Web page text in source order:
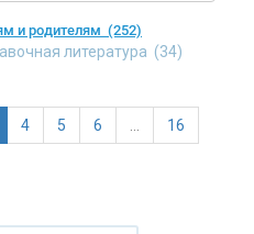
и родителям (252)
литература (34)
4 5 6 … 16